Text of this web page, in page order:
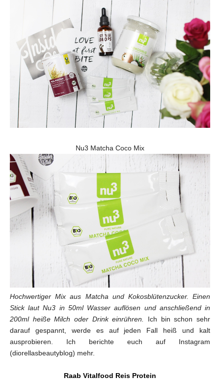
Nu3 Matcha Coco Mix
Hochwertiger Mix aus Matcha und Kokosblütenzucker. Einen
Stick laut Nu3 in 50ml Wasser auflösen und anschließend in
200ml heiße Milch oder Drink einrühren. Ich bin schon sehr
darauf gespannt, werde es auf jeden Fall heiß und kalt
ausprobieren. Ich berichte euch auf Instagram
(diorellasbeautyblog) mehr.
Raab Vitalfood Reis Protein